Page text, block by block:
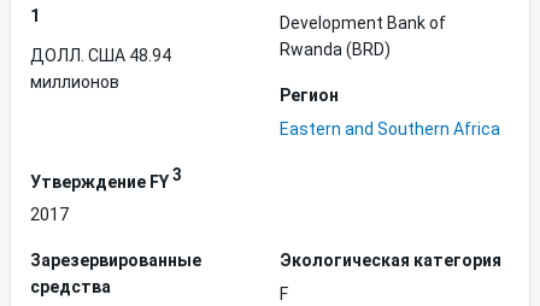
1
ДОЛЛ. США 48.94
миллионов
Development Bank of
Rwanda (BRD)
Регион
Eastern and Southern Africa
Утверждение FY3
2017
Зарезервированные
средства
Экологическая категория
F